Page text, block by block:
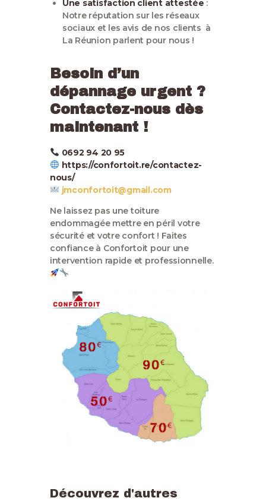
Une satisfaction client attestée :
Notre réputation sur les réseaux
sociaux et les avis de nos clients à
La Réunion parlent pour nous !
Besoin d’un
dépannage urgent ?
Contactez-nous dès
maintenant !
0692 94 20 95
https://confortoit.re/contactez-
nous/
jmconfortoit@gmail.com
Ne laissez pas une toiture
endommagée mettre en péril votre
sécurité et votre confort ! Faites
confiance à Confortoit pour une
intervention rapide et professionnelle.
Découvrez d'autres